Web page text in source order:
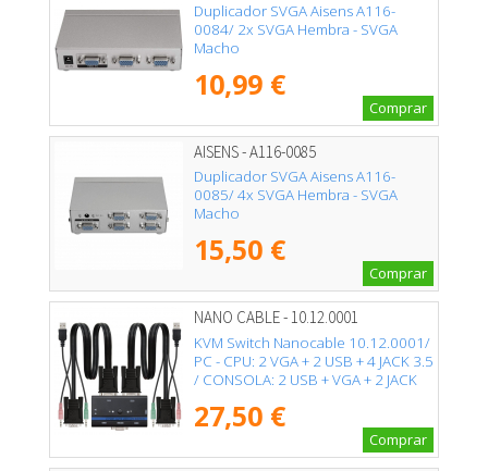
Duplicador SVGA Aisens A116-
0084/ 2x SVGA Hembra - SVGA
Macho
10,99 €
Comprar
AISENS - A116-0085
Duplicador SVGA Aisens A116-
0085/ 4x SVGA Hembra - SVGA
Macho
15,50 €
Comprar
NANO CABLE - 10.12.0001
KVM Switch Nanocable 10.12.0001/
PC - CPU: 2 VGA + 2 USB + 4 JACK 3.5
/ CONSOLA: 2 USB + VGA + 2 JACK
27,50 €
Comprar